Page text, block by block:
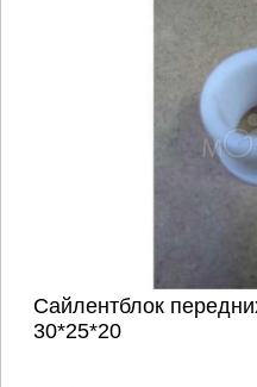
Сайлентблок
30*25*20